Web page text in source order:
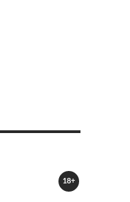
18+